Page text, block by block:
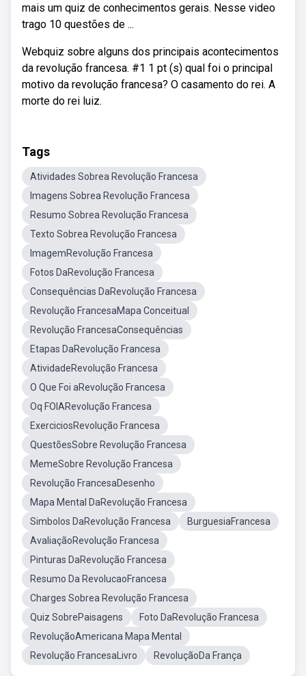
mais um quiz de conhecimentos gerais. Nesse video
trago 10 questões de ...
Webquiz sobre alguns dos principais acontecimentos
da revolução francesa. #1 1 pt (s) qual foi o principal
motivo da revolução francesa? O casamento do rei. A
morte do rei luiz.
Tags
Atividades Sobrea Revolução Francesa
Imagens Sobrea Revolução Francesa
Resumo Sobrea Revolução Francesa
Texto Sobrea Revolução Francesa
ImagemRevolução Francesa
Fotos DaRevolução Francesa
Consequências DaRevolução Francesa
Revolução FrancesaMapa Conceitual
Revolução FrancesaConsequências
Etapas DaRevolução Francesa
AtividadeRevolução Francesa
O Que Foi aRevolução Francesa
Oq FOIARevolução Francesa
ExerciciosRevolução Francesa
QuestõesSobre Revolução Francesa
MemeSobre Revolução Francesa
Revolução FrancesaDesenho
Mapa Mental DaRevolução Francesa
Simbolos DaRevolução Francesa
BurguesiaFrancesa
AvaliaçãoRevolução Francesa
Pinturas DaRevolução Francesa
Resumo Da RevolucaoFrancesa
Charges Sobrea Revolução Francesa
Quiz SobrePaisagens
Foto DaRevolução Francesa
RevoluçãoAmericana Mapa Mental
Revolução FrancesaLivro
RevoluçãoDa França